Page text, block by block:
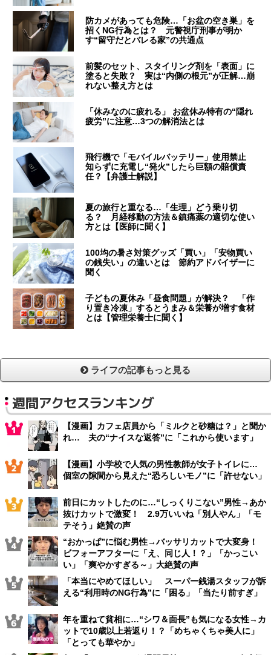
防カメがあっても危険…「お盆の空き巣」を
招くNG行為とは？ 元警視庁刑事が明か
す“留守だとバレる家”の共通点
前髪のセット、スタイリング剤を「表面」に
塗ると失敗？ 実は“内側の根元”が正解…崩
れない整え方とは
「休みなのに疲れる」 お盆休み特有の“隠れ
疲労”に注意…3つの解消法とは
飛行機で「モバイルバッテリー」使用禁止
知らずに充電し“発火”したら巨額の賠償責
任？【弁護士解説】
夏の旅行と重なる…「生理」どう乗り切
る？ 月経移動の方法＆鎮痛薬の適切な使い
方とは【医師に聞く】
100均の暑さ対策グッズ「買い」「安物買い
の銭失い」の違いとは 節約アドバイザーに
聞く
子どもの夏休み「昼食問題」が解決？ 「作
り置き冷凍」するとうまみ＆栄養が増す食材
とは【管理栄養士に聞く】
ライフの記事もっと見る
週間アクセスランキング
【漫画】カフェ店員から「ミルクと砂糖は？」と聞か
れ… 夫の“ナイスな返答”に「これから使います」
【漫画】小学校で人気の男性教師が女子トイレに…
個室の隙間から見えた“恐ろしいモノ”に「許せない」
前日にカットしたのに…“しっくりこない”男性→あか
抜けカットで激変！ 2.9万いいね「別人やん」「モ
テそう」絶賛の声
“おかっぱ”に悩む男性→バッサリカットで大変身！
ビフォーアフターに「え、同じ人！？」「かっこい
い」「爽やかすぎる～」大絶賛の声
「本当にやめてほしい」 スーパー銭湯スタッフが訴
える“利用時のNG行為”に「困る」「当たり前すぎ」
年を重ねて貧相に…“シワ＆面長”も気になる女性→カ
ットで10歳以上若返り！？「めちゃくちゃ美人に」
「とっても華やか」